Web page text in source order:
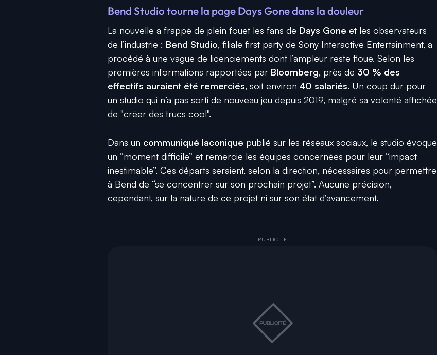
Bend Studio tourne la page Days Gone dans la douleur
La nouvelle a frappé de plein fouet les fans de Days Gone et les observateurs
de l’industrie : Bend Studio, filiale first party de Sony Interactive Entertainment, a
procédé à une vague de licenciements dont l’ampleur reste floue. Selon les
premières informations rapportées par Bloomberg, près de 30 % des
effectifs auraient été remerciés, soit environ 40 salariés. Un coup dur pour
un studio qui n’a pas sorti de nouveau jeu depuis 2019, malgré sa volonté affichée
de "créer des trucs cool".
Dans un communiqué laconique publié sur les réseaux sociaux, le studio évoque
un “moment difficile” et remercie les équipes concernées pour leur “impact
inestimable”. Ces départs seraient, selon la direction, nécessaires pour permettre
à Bend de “se concentrer sur son prochain projet”. Aucune précision,
cependant, sur la nature de ce projet ni sur son état d’avancement.